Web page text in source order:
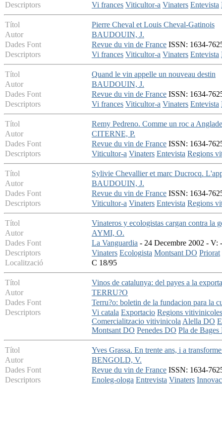
Descriptors
Vi frances Viticultor-a Vinaters Entevista
Títol
Pierre Cheval et Louis Cheval-Gatinois
Autor
BAUDOUIN, J.
Dades Font
Revue du vin de France ISSN: 1634-
Descriptors
Vi frances Viticultor-a Vinaters Entevista
Títol
Quand le vin appelle un nouveau destin
Autor
BAUDOUIN, J.
Dades Font
Revue du vin de France ISSN: 1634-
Descriptors
Vi frances Viticultor-a Vinaters Entevista
Títol
Remy Pedreno. Comme un roc a Anglade
Autor
CITERNE, P.
Dades Font
Revue du vin de France ISSN: 1634-
Descriptors
Viticultor-a Vinaters Entevista Regions
Títol
Sylivie Chevallier et marc Ducrocq.
Autor
BAUDOUIN, J.
Dades Font
Revue du vin de France ISSN: 1634-
Descriptors
Viticultor-a Vinaters Entevista Regions
Títol
Vinateros y ecologistas cargan contra la
Autor
AYMI, O.
Dades Font
La Vanguardia - 24 Decembre 2002 - V:
Descriptors
Vinaters Ecologista Montsant DO Priorat
Localització
C 18/95
Títol
Vinos de catalunya: del payes a la
Autor
TERRU?O
Dades Font
Terru?o: boletin de la fundacion para la
Descriptors
Vi catala Exportacio Regions vitivinicoles
Comercialitzacio vitivinicolaAlella DO
Montsant DO Penedes DO Pla de Bages
Títol
Yves Grassa. En trente ans, i a
Autor
BENGOLD, V.
Dades Font
Revue du vin de France ISSN: 1634-
Descriptors
Enoleg-ologa Entrevista Vinaters